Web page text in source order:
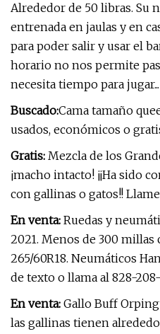
Alrededor de 50 libras. Su
entrenada en jaulas y en
para poder salir y usar el
horario no nos permite
necesita tiempo para
Buscado:Cama tamaño
usados, económicos o
Gratis: Mezcla de los
¡macho intacto! ¡¡Ha sido
con gallinas o gatos!!
En venta: Ruedas y
2021. Menos de 300
265/60R18. Neumáticos
de texto o llama al 828-
En venta: Gallo Buff
las gallinas tienen